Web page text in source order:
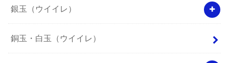
銀玉（ウイイレ）
銅玉・白玉（ウイイレ）